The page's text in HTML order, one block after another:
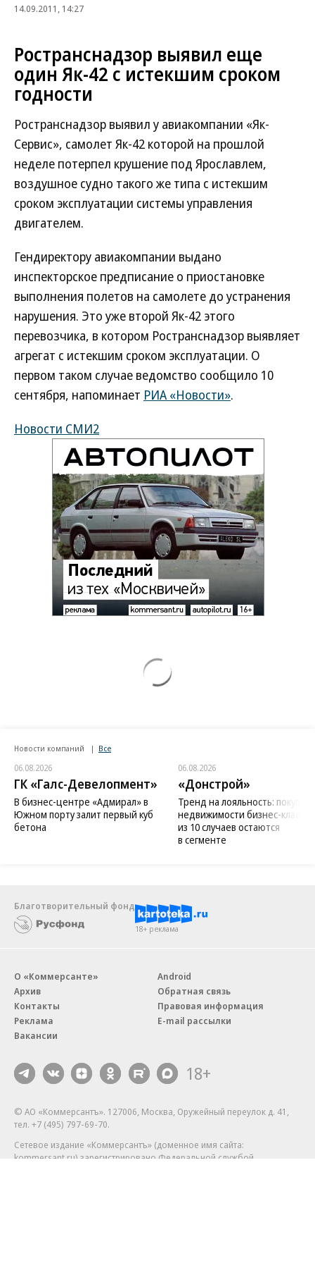
14.09.2011, 14:27
Ространснадзор выявил еще
один Як-42 с истекшим сроком
годности
Ространснадзор выявил у авиакомпании «Як-
Сервис», самолет Як-42 которой на прошлой
неделе потерпел крушение под Ярославлем,
воздушное судно такого же типа с истекшим
сроком эксплуатации системы управления
двигателем.
Гендиректору авиакомпании выдано
инспекторское предписание о приостановке
выполнения полетов на самолете до устранения
нарушения. Это уже второй Як-42 этого
перевозчика, в котором Ространснадзор выявляет
агрегат с истекшим сроком эксплуатации. О
первом таком случае ведомство сообщило 10
сентября, напоминает РИА «Новости».
Новости СМИ2
Новости компаний Все
06.08.2026
ГК «Галс-Девелопмент»
В бизнес-центре «Адмирал» в
Южном порту залит первый куб
бетона
06.08.2026
«Донстрой»
Тренд на лояльность:
недвижимости бизнес-класса
из 10 случаев остаются
в сегменте
Благотворительный фонд
18+ реклама
О «Коммерсанте»
Архив
Контакты
Реклама
Вакансии
Android
Обратная связь
Правовая информация
E-mail рассылки
18+
© АО «Коммерсантъ». 127006, Москва, Оружейный переулок д. 41,
тел. +7 (495) 797-69-70.
Сетевое издание «Коммерсантъ» (доменное имя сайта:
kommersant.ru) зарегистрировано Федеральной службой